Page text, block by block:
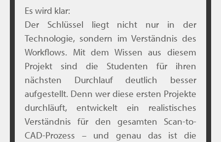
Es wird klar:
Der Schlüssel liegt nicht nur in der
Technologie, sondern im Verständnis des
Workflows. Mit dem Wissen aus diesem
Projekt sind die Studenten für ihren
nächsten Durchlauf deutlich besser
aufgestellt. Denn wer diese ersten Projekte
durchläuft, entwickelt ein realistisches
Verständnis für den gesamten Scan-to-
CAD-Prozess – und genau das ist die